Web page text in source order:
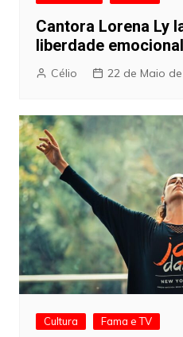
Cantora Lorena Ly
liberdade
Célio 22 de Maio
Cultura Fama e TV